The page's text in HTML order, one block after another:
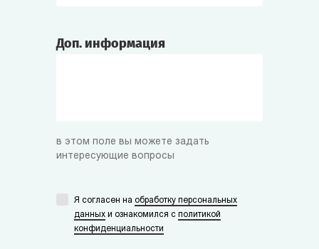
Доп. информация
в этом поле вы можете задать
интересующие вопросы
Я согласен на обработку персональных
данных и ознакомился с политикой
конфиденциальности